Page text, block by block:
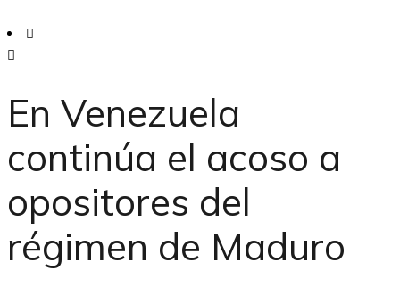
En Venezuela
continúa el acoso a
opositores del
régimen de Maduro